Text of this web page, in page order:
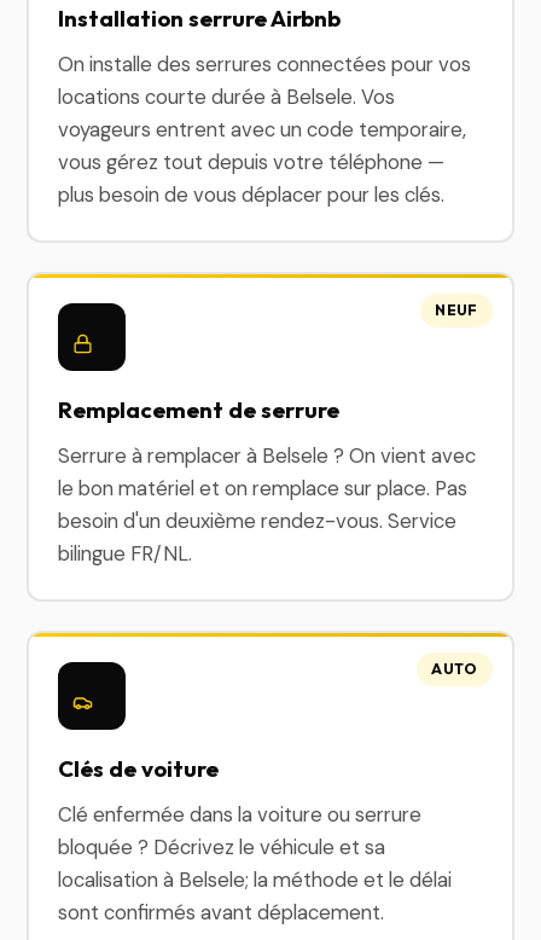
Installation serrure Airbnb
On installe des serrures connectées pour vos
locations courte durée à Belsele. Vos
voyageurs entrent avec un code temporaire,
vous gérez tout depuis votre téléphone —
plus besoin de vous déplacer pour les clés.
Remplacement de serrure
Serrure à remplacer à Belsele ? On vient avec
le bon matériel et on remplace sur place. Pas
besoin d'un deuxième rendez-vous. Service
bilingue FR/NL.
NEUF
Clés de voiture
Clé enfermée dans la voiture ou serrure
bloquée ? Décrivez le véhicule et sa
localisation à Belsele; la méthode et le délai
sont confirmés avant déplacement.
AUTO